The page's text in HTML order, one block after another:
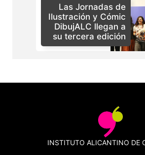
Las Jornadas de
Ilustración y Cómic
DibujALC llegan a
su tercera edición
INSTITUTO ALICANTINO DE